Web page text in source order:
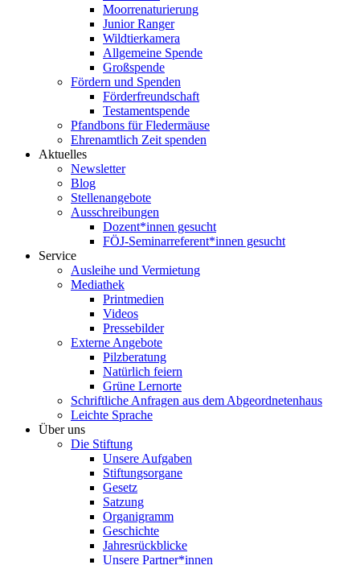
Moorrenaturierung
Junior Ranger
Wildtierkamera
Allgemeine Spende
Großspende
Fördern und Spenden
Förderfreundschaft
Testamentspende
Pfandbons für Fledermäuse
Ehrenamtlich Zeit spenden
Aktuelles
Newsletter
Blog
Stellenangebote
Ausschreibungen
Dozent*innen gesucht
FÖJ-Seminarreferent*innen gesucht
Service
Ausleihe und Vermietung
Mediathek
Printmedien
Videos
Pressebilder
Externe Angebote
Pilzberatung
Natürlich feiern
Grüne Lernorte
Schriftliche Anfragen aus dem Abgeordnetenhaus
Leichte Sprache
Über uns
Die Stiftung
Unsere Aufgaben
Stiftungsorgane
Gesetz
Satzung
Organigramm
Geschichte
Jahresrückblicke
Unsere Partner*innen